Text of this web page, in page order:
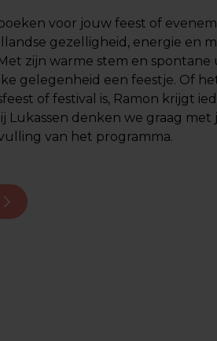
voor jouw feest of
gezelligheid, energie en
zijn warme stem en spontane
gelegenheid een feestje. Of
of festival is, Ramon krijgt
Lukassen denken we graag met
van het programma.